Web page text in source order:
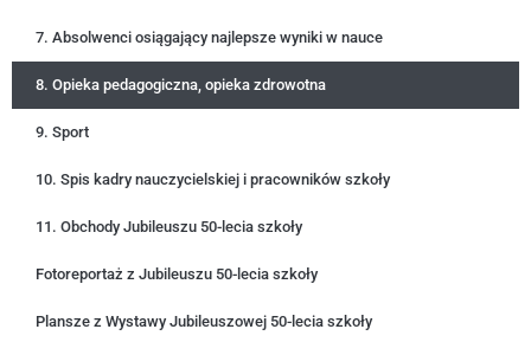
7. Absolwenci osiągający najlepsze wyniki w nauce
8. Opieka pedagogiczna, opieka zdrowotna
9. Sport
10. Spis kadry nauczycielskiej i pracowników szkoły
11. Obchody Jubileuszu 50-lecia szkoły
Fotoreportaż z Jubileuszu 50-lecia szkoły
Plansze z Wystawy Jubileuszowej 50-lecia szkoły